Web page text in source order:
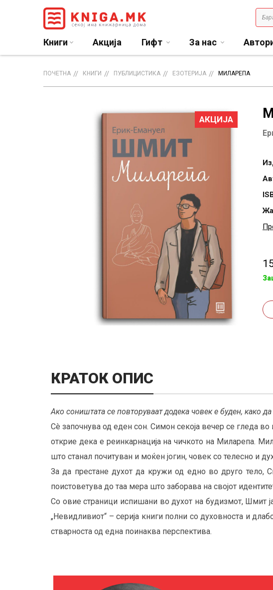
Книги Акција Гифт За нас
ПОЧЕТНА КНИГИ ПУБЛИЦИСТИКА ЕЗОТЕРИЈА МИЛАРЕПА
АКЦИЈА
КРАТОК ОПИС
Ако соништата се повторуваат додека човек е буден, како
Сè започнува од еден сон. Симон секоја вечер се гледа
открие дека е реинкарнација на чичкото на Миларепа.
што станал почитуван и моќен јогин, човек со телесно и
За да престане духот да кружи од едно во друго тело,
поистоветува до таа мера што заборава на својот
Со овие страници испишани во духот на будизмот, Шмит
„Невидливиот“ – серија книги полни со духовноста и
стварноста од една поинаква перспектива.